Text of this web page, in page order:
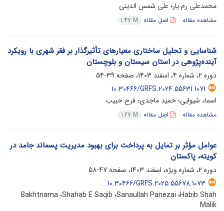
محمدعلی رم یار؛ علی شمس الدینی
مشاهده مقاله اصل مقاله 1.47 M
شناسایی و تحلیل ساختاری معیارهای تأثیرگذار بر فقر شهری با رویکرد
آینده‌پژوهی در استان سیستان و بلوچستان
دوره 2، شماره 4، اسفند 1403، صفحه
39-54
10.30466/GRFS.2024.55631.1071
اسماء شیوایی؛ حمید ماجدی؛ فرح حبیب
مشاهده مقاله اصل مقاله 1.27 M
عوامل مؤثر بر تمایل به پرداخت برای بهبود مدیریت پسماند جامد در
کویته، پاکستان
دوره 2، شماره ویژه، اسفند 1403، صفحه
47-58
10.30466/GRFS.2025.55678.1073
Habib Shah؛ Sanaullah Panezai؛ Shahab E Saqib؛ Bakhtnama
Malik